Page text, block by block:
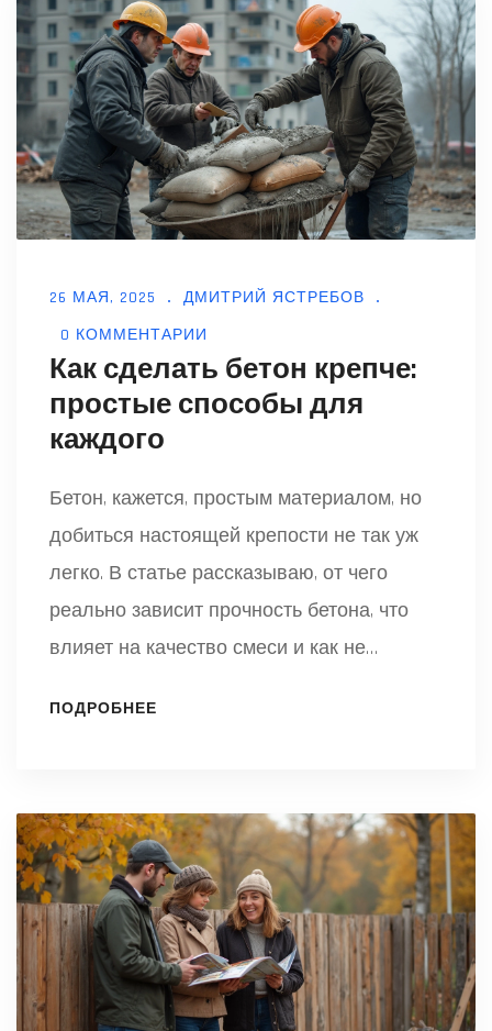
инструментов действительно нужны дома.
После прочтения выбирать и покупать
инструмент станет проще и понятнее.
26 МАЯ, 2025
ДМИТРИЙ ЯСТРЕБОВ
0 КОММЕНТАРИИ
Как сделать бетон крепче:
простые способы для
каждого
Бетон, кажется, простым материалом, но
добиться настоящей крепости не так уж
легко. В статье рассказываю, от чего
реально зависит прочность бетона, что
влияет на качество смеси и как не
приготовлении. Обсудим популярные
которыми пользуются опытные строители.
Такой материал пригодится всем, кто
хочет получить крепкую и долговечную
конструкцию без головной боли.
ПОДРОБНЕЕ